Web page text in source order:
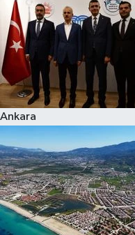
Ankara
Hava Durumu
Kadın
Kim kimdir?
Kültür Sanat
Sağlık
Siyaset